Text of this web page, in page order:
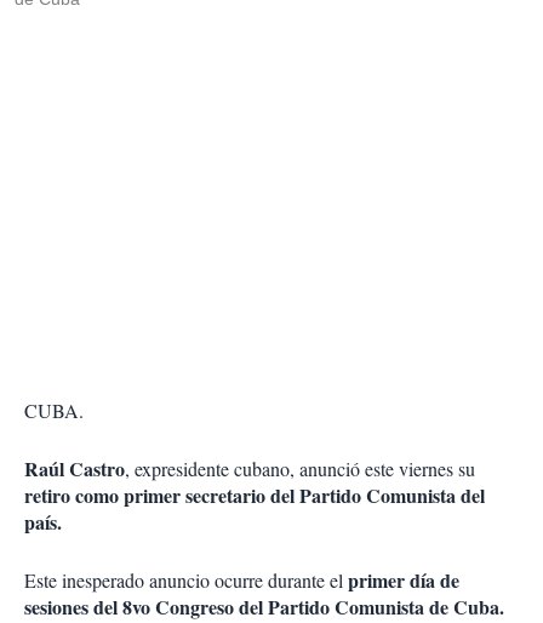
CUBA.
Raúl Castro, expresidente cubano, anunció este viernes su
retiro como primer secretario del Partido Comunista del
país.
Este inesperado anuncio ocurre durante elprimer día de
sesiones del 8vo Congreso del Partido Comunista de Cuba.